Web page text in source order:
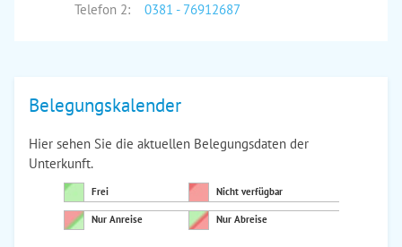
Telefon 2:
0381 - 76912687
Belegungskalender
Hier sehen Sie die aktuellen Belegungsdaten der
Unterkunft.
Frei Nicht verfügbar
Nur Anreise Nur Abreise